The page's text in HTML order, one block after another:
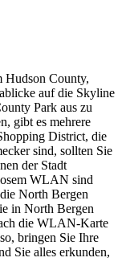
Hudson County,
auf die Skyline
Park aus zu
gibt es mehrere
District, die
sind, sollten Sie
der Stadt
WLAN sind
North Bergen
in North Bergen
die WLAN-Karte
bringen Sie Ihre
Sie alles erkunden,